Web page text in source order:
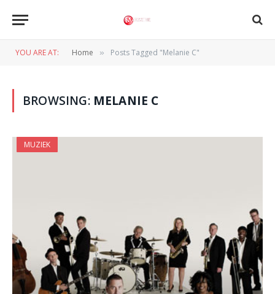
YOU ARE AT: Home » Posts Tagged "Melanie C"
BROWSING: MELANIE C
MUZIEK